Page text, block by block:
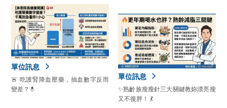
單位訊息
🚨 吃護腎降血壓藥，抽血數字反而
變差？💊
單位訊息
✨熟齡族瘦瘦針三大關鍵教妳漂亮瘦
又不復胖！ 💃